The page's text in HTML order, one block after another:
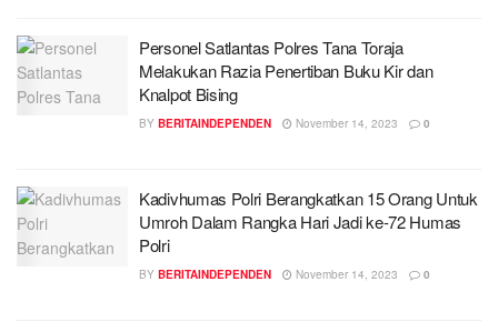
Personel Satlantas Polres Tana Toraja
Melakukan Razia Penertiban Buku Kir dan
Knalpot Bising
BY BERITAINDEPENDEN November 14, 2023 0
Kadivhumas Polri Berangkatkan 15 Orang Untuk
Umroh Dalam Rangka Hari Jadi ke-72 Humas
Polri
BY BERITAINDEPENDEN November 14, 2023 0